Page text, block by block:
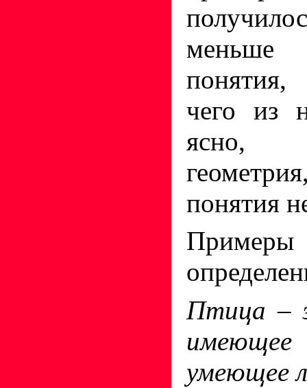
меньше
чего из
ясно,
понятия
Птица –
умеющее